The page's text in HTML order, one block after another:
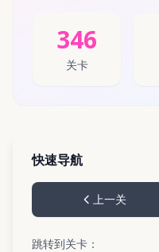
346
关卡
快速导航
上一关
跳转到关卡：